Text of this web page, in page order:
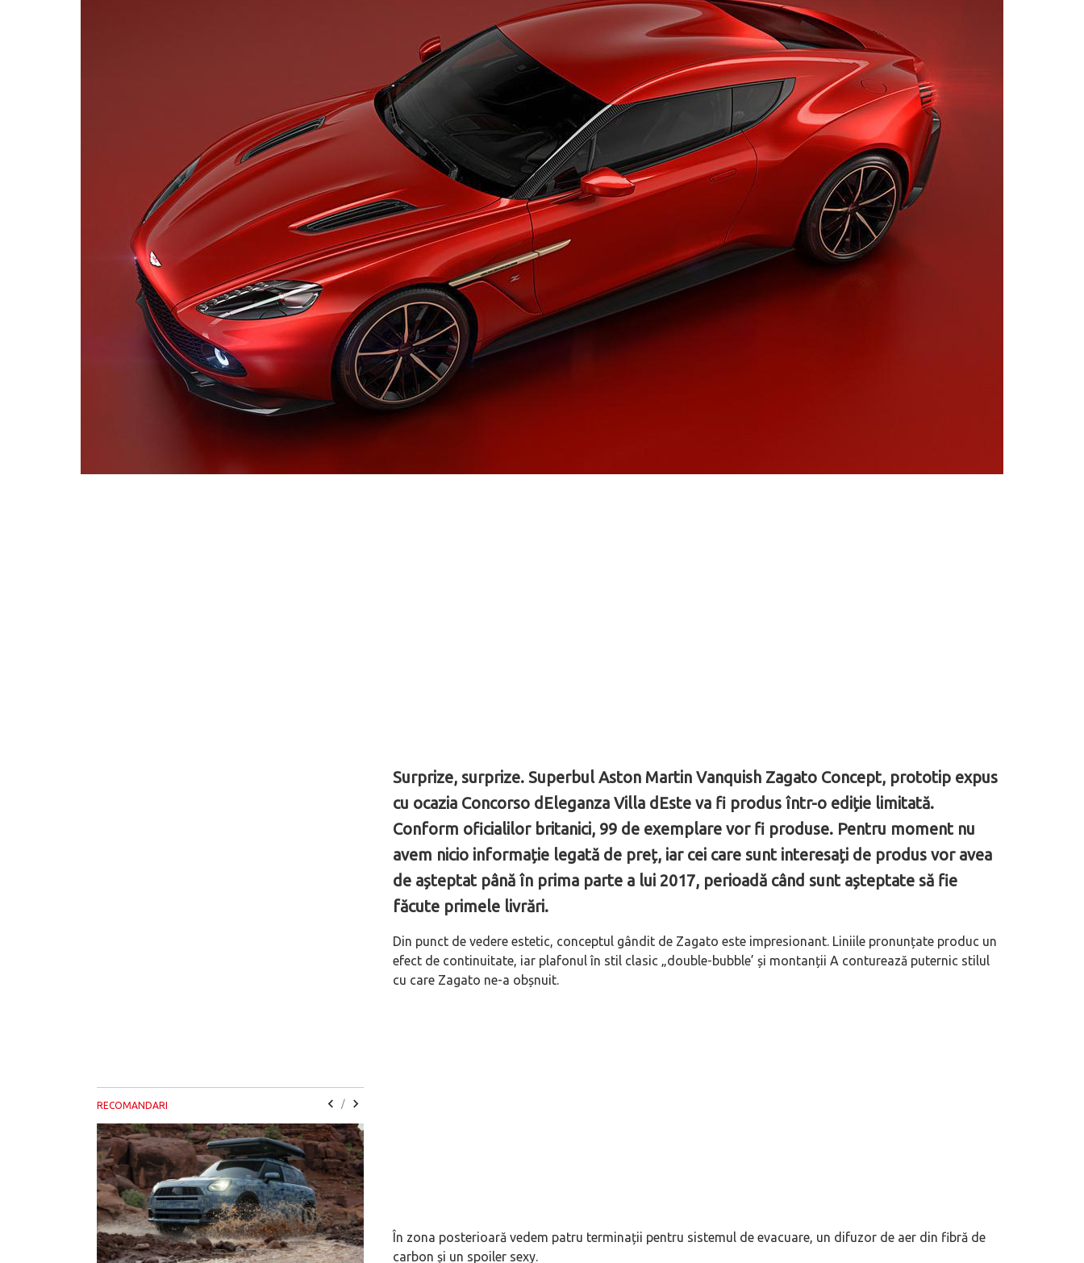
Surprize, surprize. Superbul Aston Martin Vanquish Zagato Concept, prototip expus
cu ocazia Concorso dEleganza Villa dEste va fi produs într-o ediție limitată.
Conform oficialilor britanici, 99 de exemplare vor fi produse. Pentru moment nu
avem nicio informație legată de preț, iar cei care sunt interesați de produs vor avea
de așteptat până în prima parte a lui 2017, perioadă când sunt așteptate să fie
făcute primele livrări.
Din punct de vedere estetic, conceptul gândit de Zagato este impresionant. Liniile pronunțate produc un
efect de continuitate, iar plafonul în stil clasic „double-bubble’ și montanții A conturează puternic stilul
cu care Zagato ne-a obșnuit.
În zona posterioară vedem patru terminații pentru sistemul de evacuare, un difuzor de aer din fibră de
carbon și un spoiler sexy.
RECOMANDARI /